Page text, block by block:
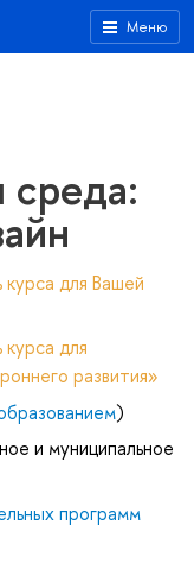
Меню
среда:
для Вашей
для
развития»
)
и муниципальное
программ